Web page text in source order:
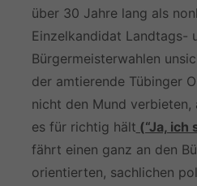
über 30 Jahre lang als
Einzelkandidat Landtags-
Bürgermeisterwahlen
der amtierende Tübinger
nicht den Mund
es für richtig hält (“Ja, ich
fährt einen ganz an den
orientierten, sachlichen